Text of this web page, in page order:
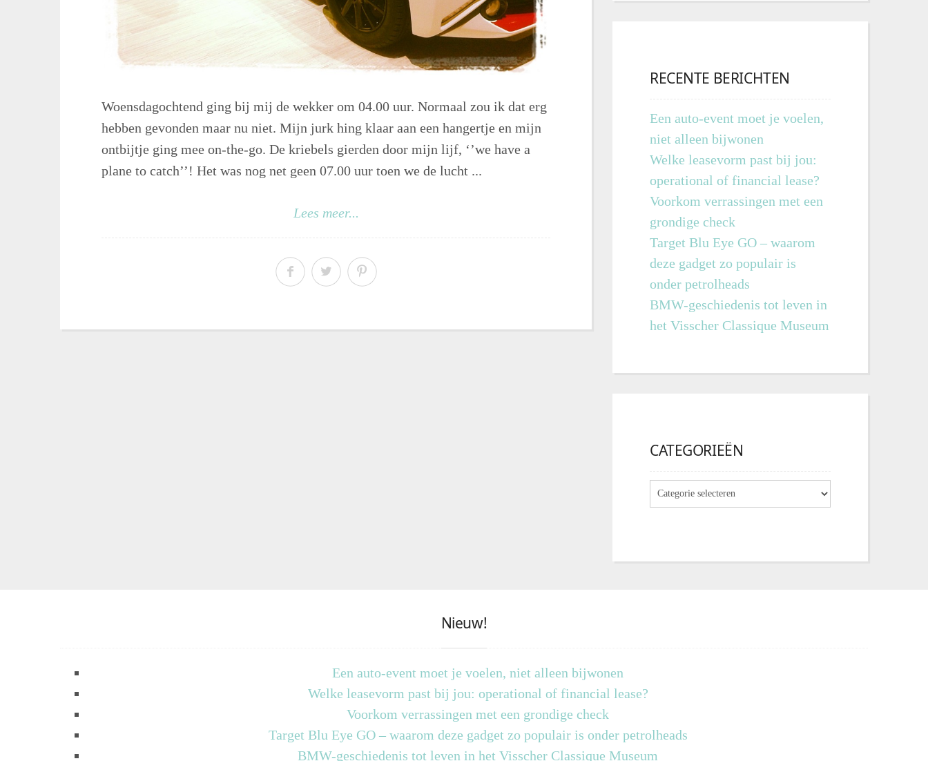
Woensdagochtend ging bij mij de wekker om 04.00 uur. Normaal zou ik dat erg
hebben gevonden maar nu niet. Mijn jurk hing klaar aan een hangertje en mijn
ontbijtje ging mee on-the-go. De kriebels gierden door mijn lijf, ‘’we have a
plane to catch’’! Het was nog net geen 07.00 uur toen we de lucht ...
Lees meer...
RECENTE BERICHTEN
Een auto-event moet je voelen,
niet alleen bijwonen
Welke leasevorm past bij jou:
operational of financial lease?
Voorkom verrassingen met een
grondige check
Target Blu Eye GO – waarom
deze gadget zo populair is
onder petrolheads
BMW-geschiedenis tot leven in
het Visscher Classique Museum
CATEGORIEËN
Nieuw!
Een auto-event moet je voelen, niet alleen bijwonen
Welke leasevorm past bij jou: operational of financial lease?
Voorkom verrassingen met een grondige check
Target Blu Eye GO – waarom deze gadget zo populair is onder petrolheads
BMW-geschiedenis tot leven in het Visscher Classique Museum